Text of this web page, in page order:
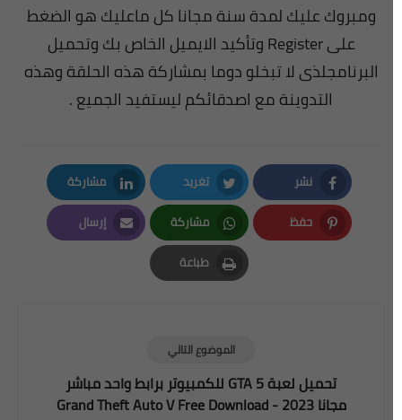
ومبروك عليك لمدة سنة مجانا كل ماعليك هو الضغط
على Register وتأكيد الايميل الخاص بك وتحميل
البرنامجلذى لا تبخلو دوما بمشاركة هذه الحلقة وهذه
التدوينة مع اصدقائكم ليستفيد الجميع .
نشر
Facebook
تغريد
Twitter
مشاركة
LinkedIn
حفظ
Pinterest
مشاركة
Whatsapp
إرسال
Email
طباعة
Print
الموضوع التالي
تحميل لعبة GTA 5 للكمبيوتر برابط واحد مباشر
مجانا 2023 - Grand Theft Auto V Free Download